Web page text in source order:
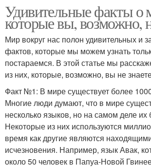
Удивительные факты о
которые вы, возможно,
Мир вокруг нас полон удивительных и
фактов, которые мы можем узнать
постараемся. В этой статье мы
из них, которые, возможно, вы не
Факт №1: В мире существует более
Многие люди думают, что в мире
несколько языков, но на самом деле их
Некоторые из них используются
время как другие являются
исчезновения. Например, язык Авак,
около 50 человек в Папуа-Новой